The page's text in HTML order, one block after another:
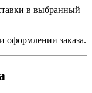
в выбранный
заказа.